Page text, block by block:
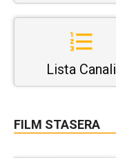
Lista Canali
FILM STASERA